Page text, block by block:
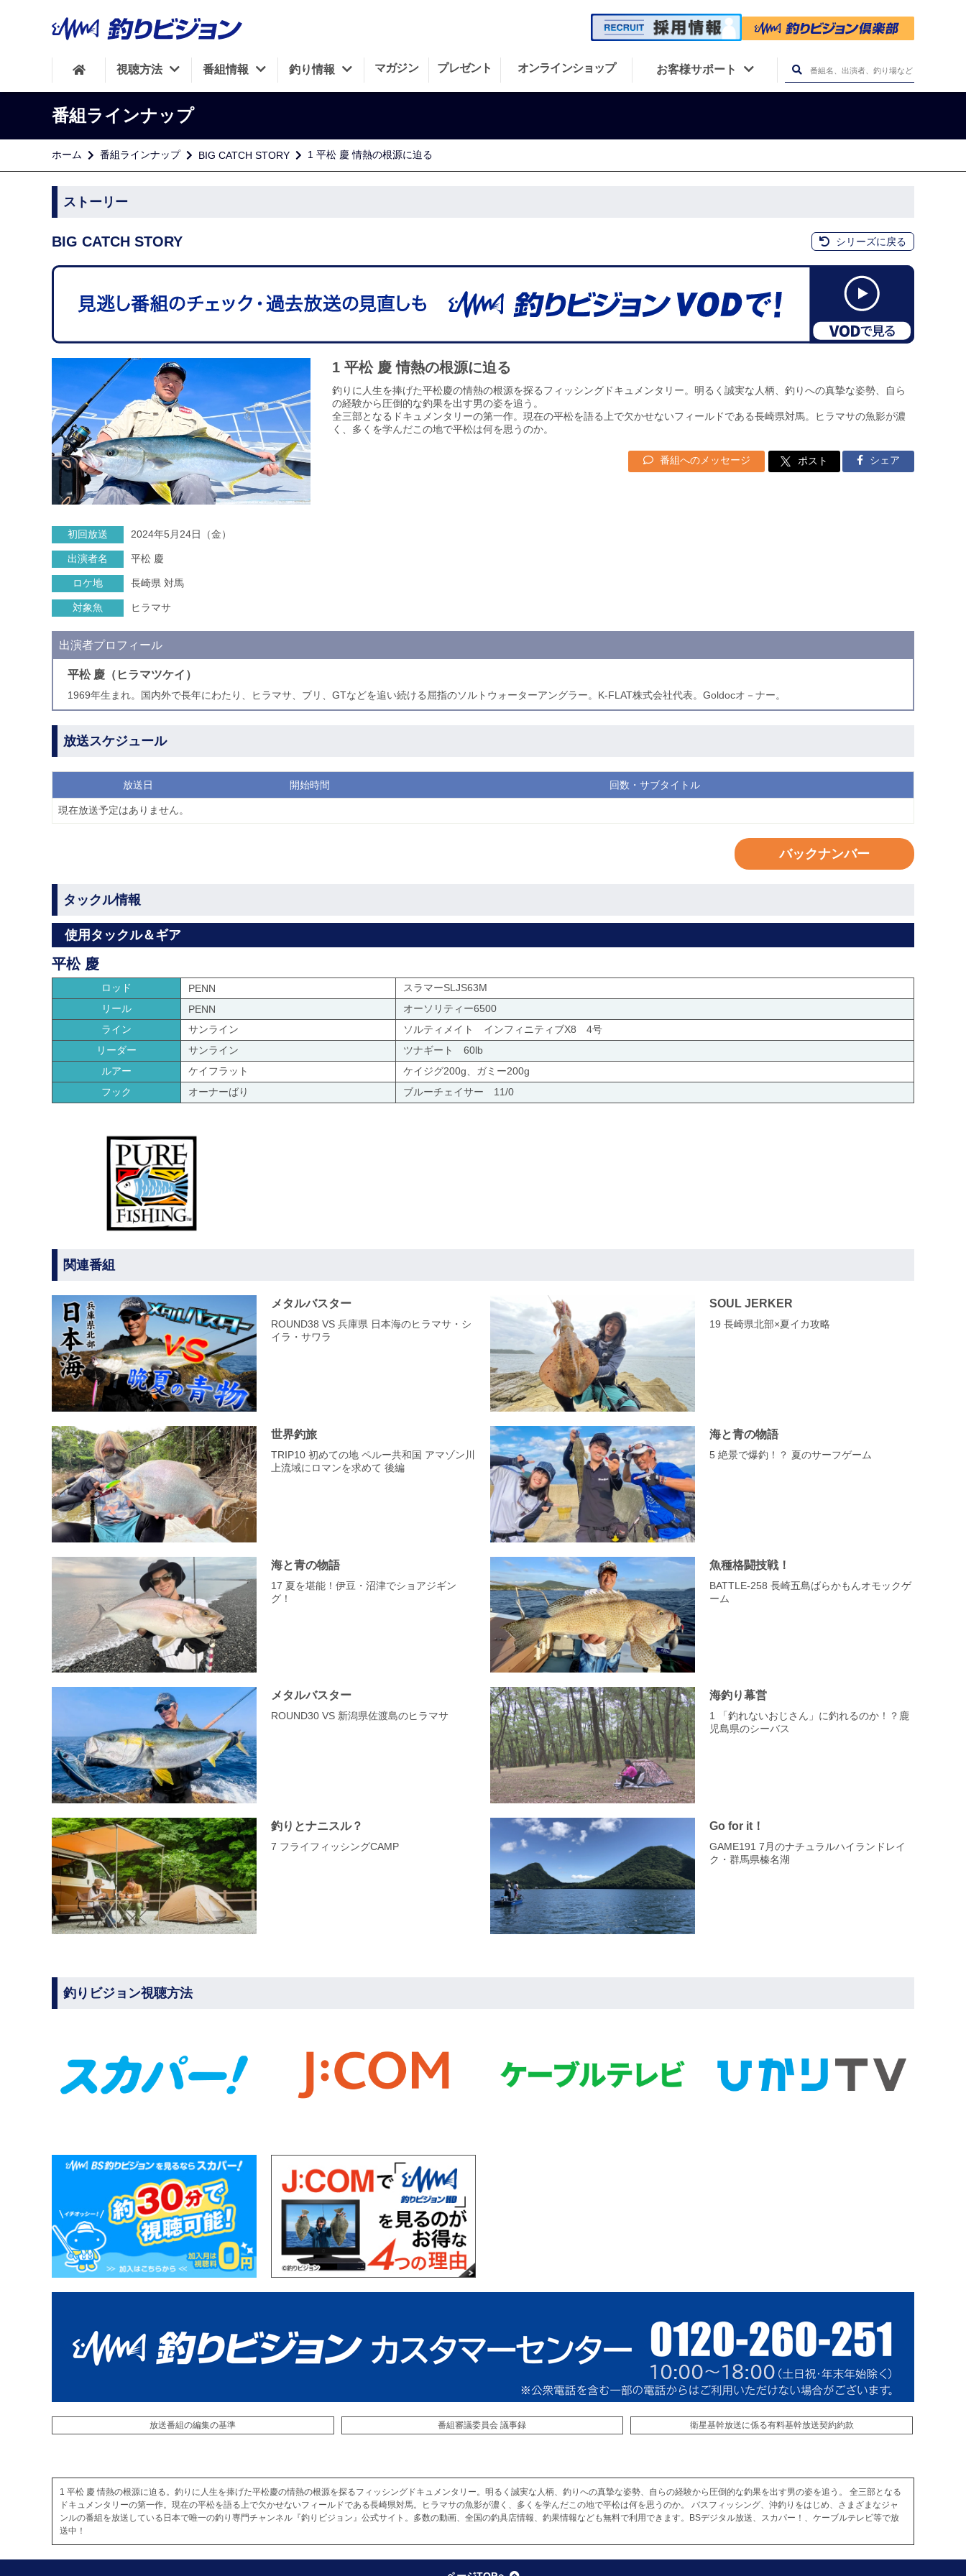
視聴方法 番組情報 釣り情報 マガジン プレゼント オンラインショップ お客様サポート
番組ラインナップ
ホーム 番組ラインナップ BIG CATCH STORY 1 平松 慶 情熱の根源に迫る
ストーリー
BIG CATCH STORY シリーズに戻る
1 平松 慶 情熱の根源に迫る
釣りに人生を捧げた平松慶の情熱の根源を探るフィッシングドキュメンタリー。明るく誠実な人柄、釣りへの真摯な姿勢、自ら
の経験から圧倒的な釣果を出す男の姿を追う。
全三部となるドキュメンタリーの第一作。現在の平松を語る上で欠かせないフィールドである長崎県対馬。ヒラマサの魚影が濃
く、多くを学んだこの地で平松は何を思うのか。
番組へのメッセージ ポスト シェア
初回放送 2024年5月24日（金）
出演者名 平松 慶
ロケ地 長崎県 対馬
対象魚 ヒラマサ
出演者プロフィール
平松 慶（ヒラマツケイ）
1969年生まれ。国内外で長年にわたり、ヒラマサ、ブリ、GTなどを追い続ける屈指のソルトウォーターアングラー。K-FLAT株式会社代表。Goldocオ－ナー。
放送スケジュール
放送日 開始時間 回数・サブタイトル
現在放送予定はありません。
バックナンバー
タックル情報
使用タックル＆ギア
平松 慶
ロッド PENN
スラマーSLJS63M
リール
PENN
オーソリティー6500
ライン
サンライン
ソルティメイト インフィニティブX8 4号
リーダー
サンライン
ツナギート 60lb
ルアー
ケイフラット
ケイジグ200g、ガミー200g
フック
オーナーばり ブルーチェイサー 11/0
関連番組
メタルバスター
ROUND38 VS 兵庫県 日本海のヒラマサ・シ
イラ・サワラ
SOUL JERKER
19 長崎県北部×夏イカ攻略
世界釣旅
TRIP10 初めての地 ペルー共和国 アマゾン川
上流域にロマンを求めて 後編
海と青の物語
5 絶景で爆釣！？ 夏のサーフゲーム
海と青の物語
17 夏を堪能！伊豆・沼津でショアジギン
グ！
魚種格闘技戦！
BATTLE-258 長崎五島ばらかもんオモックゲ
ーム
メタルバスター
ROUND30 VS 新潟県佐渡島のヒラマサ
海釣り幕営
1 「釣れないおじさん」に釣れるのか！？鹿
児島県のシーバス
釣りとナニスル？
7 フライフィッシングCAMP
Go for it！
GAME191 7月のナチュラルハイランドレイ
ク・群馬県榛名湖
釣りビジョン視聴方法
放送番組の編集の基準 番組審議委員会 議事録 衛星基幹放送に係る有料基幹放送契約約款
1 平松 慶 情熱の根源に迫る。釣りに人生を捧げた平松慶の情熱の根源を探るフィッシングドキュメンタリー。明るく誠実な人柄、釣りへの真摯な姿勢、自らの経験から圧倒的な釣果を出す男の姿を追う。 全三部となる
ドキュメンタリーの第一作。現在の平松を語る上で欠かせないフィールドである長崎県対馬。ヒラマサの魚影が濃く、多くを学んだこの地で平松は何を思うのか。 バスフィッシング、沖釣りをはじめ、さまざまなジャ
ンルの番組を放送している日本で唯一の釣り専門チャンネル『釣りビジョン』公式サイト。多数の動画、全国の釣具店情報、釣果情報なども無料で利用できます。BSデジタル放送、スカパー！、ケーブルテレビ等で放
送中！